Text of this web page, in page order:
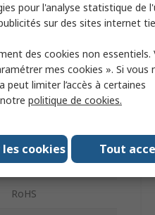
5A
IP67
Commun
Soudure
Conique
115V c.a.
RoHS
pour l'analyse statistique de
sur des sites internet
des cookies non essentiels.
mes cookies ». Si vous
peut limiter l’accès à certaines
politique de cookies.
Tout
cookies